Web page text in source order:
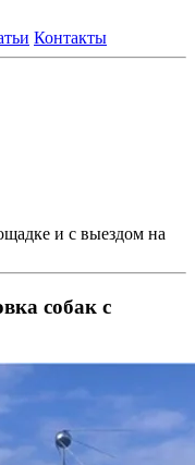
Контакты
и с выездом на
собак с